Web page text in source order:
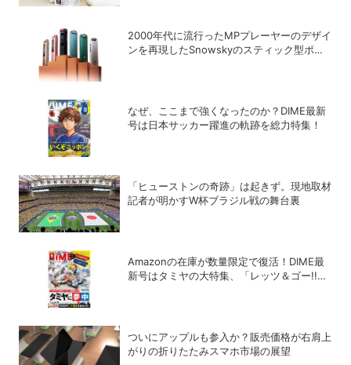
2000年代に流行ったMPプレーヤーのデザイ
ンを再現したSnowskyのスティック型ポー
なぜ、ここまで強くなったのか？DIME最新
号は日本サッカー躍進の軌跡を総力特集！
「ヒューストンの奇跡」は起きず。現地取材
記者が明かすW杯ブラジル戦の舞台裏
Amazonの在庫が数量限定で復活！DIME最
新号はタミヤの大特集、「レッツ＆ゴー!!」
ついにアップルも参入か？販売価格が右肩上
がりの折りたたみスマホ市場の展望